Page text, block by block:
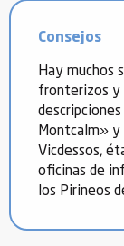
Consejos
Hay muchos
fronterizos y
Montcalm» y
Vicdessos,
oficinas de
los Pirineos